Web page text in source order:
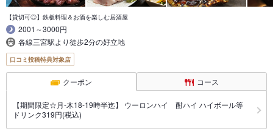
【貸切可◎】鉄板料理＆お酒を楽しむ居酒屋
2001～3000円
各線三宮駅より徒歩2分の好立地
口コミ投稿特典対象店
クーポン コース
【期間限定☆月-木18-19時半迄】 ウーロンハイ 酎ハイ ハイボール等
ドリンク319円(税込)